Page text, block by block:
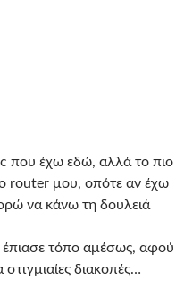
που έχω εδώ, αλλά το πιο
router μου, οπότε αν έχω
να κάνω τη δουλειά
έπιασε τόπο αμέσως, αφού
διακοπές…